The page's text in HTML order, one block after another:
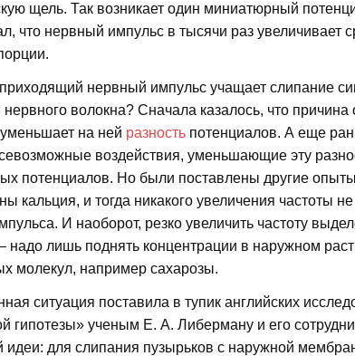
щель. Так возникает один миниатюрный
что нервный импульс в тысячи раз увеличивает
нервный импульс учащает слипание
волокна? Сначала казалось, что
на ней разностьпотенциалов. А еще
воздействия, уменьшающие эту
потенциалов. Но были поставлены другие
кальция, и тогда никакого увеличения частоты
И наоборот, резко увеличить частоту
надо лишь поднять концентрации в наружном
молекул, например сахарозы.
ситуация поставила в тупик английских
гипотезы» ученым Е. А. Либерману и его
идеи: для слипания пузырьков с наружной